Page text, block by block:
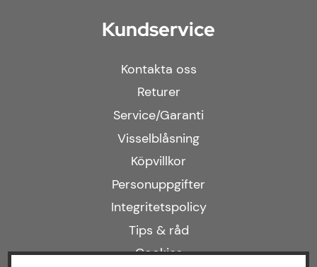
Kundservice
Kontakta oss
Returer
Service/Garanti
Visselblåsning
Köpvillkor
Personuppgifter
Integritetspolicy
Tips & råd
Cookies